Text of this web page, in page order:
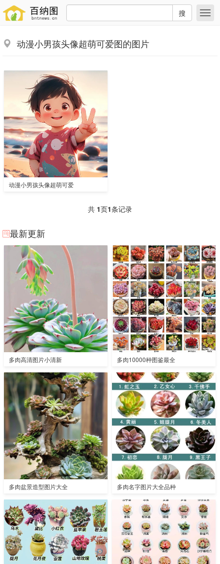
搜
动漫小男孩头像超萌可爱图的图片
动漫小男孩头像超萌可爱
共 1页1条记录
最新更新
多肉高清图片小清新 多肉10000种图鉴最全
多肉盆景造型图片大全 多肉名字图片大全品种